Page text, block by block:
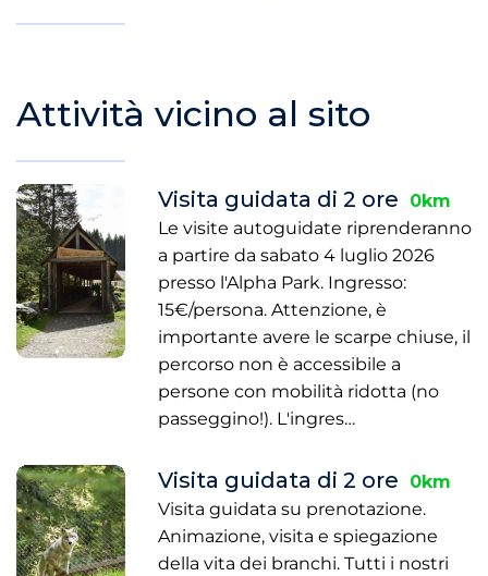
Attività vicino al sito
Visita guidata di 2 ore
0km
Le visite autoguidate riprenderanno
a partire da sabato 4 luglio 2026
presso l'Alpha Park. Ingresso:
15€/persona. Attenzione, è
importante avere le scarpe chiuse, il
percorso non è accessibile a
persone con mobilità ridotta (no
passeggino!). L'ingres…
Visita guidata di 2 ore
0km
Visita guidata su prenotazione.
Animazione, visita e spiegazione
della vita dei branchi. Tutti i nostri